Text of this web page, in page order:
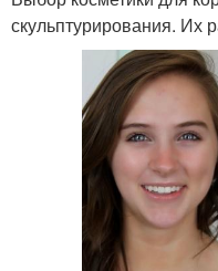
скульптурирования. Их